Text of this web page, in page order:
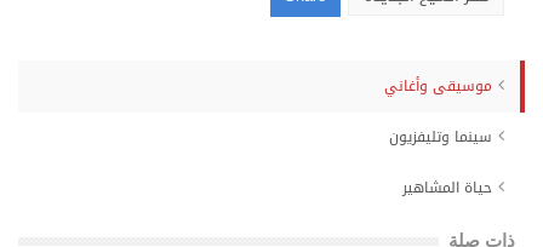
موسيقى وأغاني
سينما وتليفزيون
حياة المشاهير
ذات صلة